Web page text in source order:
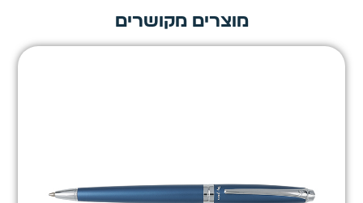
מוצרים מקושרים